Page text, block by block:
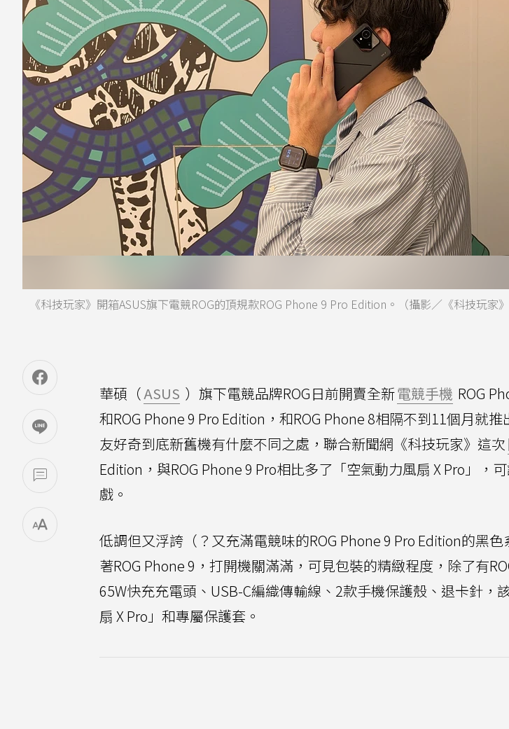
《科技玩家》開箱ASUS旗下電競ROG的頂規款ROG Phone 9 Pro Edition。（攝影／《科技玩家》
華碩（ASUS ）旗下電競品牌ROG日前開賣全新電競手機 ROG
和ROG Phone 9 Pro Edition，和ROG Phone 8相隔不到11個月就
友好奇到底新舊機有什麼不同之處，聯合新聞網《科技玩家》這次
Edition，與ROG Phone 9 Pro相比多了「空氣動力風扇 X Pro」，
戲。
低調但又浮誇（？又充滿電競味的ROG Phone 9 Pro Edition的黑
著ROG Phone 9，打開機關滿滿，可見包裝的精緻程度，除了有
65W快充充電頭、USB-C編織傳輸線、2款手機保護殼、退卡針，
扇 X Pro」和專屬保護套。